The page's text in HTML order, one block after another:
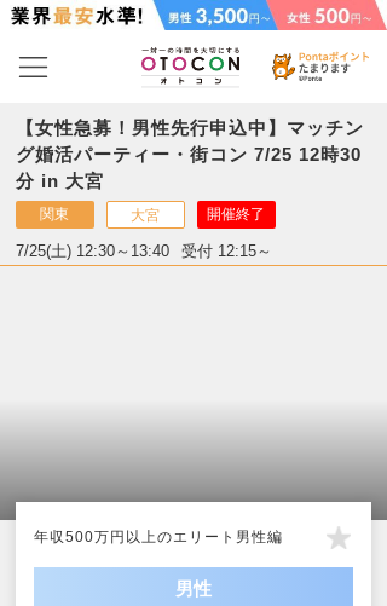
【女性急募！男性先行申込中】マッチン
グ婚活パーティー・街コン 7/25 12時30
分 in 大宮
関東 大宮 開催終了
7/25(土) 12:30～13:40 受付 12:15～
年収500万円以上のエリート男性編
男性